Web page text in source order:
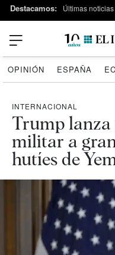
Destacamos: Últimas noticias
OPINIÓN ESPAÑA
INTERNACIONAL
Trump lanza
militar a
hutíes de